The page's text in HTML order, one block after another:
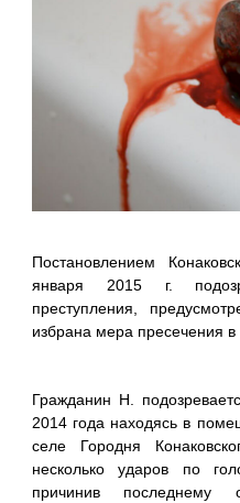
Постановлением
января 2015 г.
преступления,
избрана мера пресечения
Гражданин Н.
2014 года находясь в
селе Городня
несколько ударов по
причинив последнему